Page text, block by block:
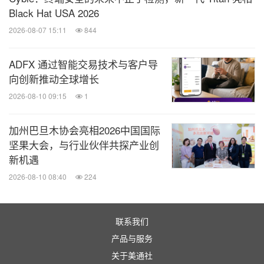
Black Hat USA 2026
2026-08-07 15:11 844
ADFX 通过智能交易技术与客户导
向创新推动全球增长
2026-08-10 09:15 1
加州巴旦木协会亮相2026中国国际
坚果大会，与行业伙伴共探产业创
新机遇
2026-08-10 08:40 224
联系我们
产品与服务
关于美通社